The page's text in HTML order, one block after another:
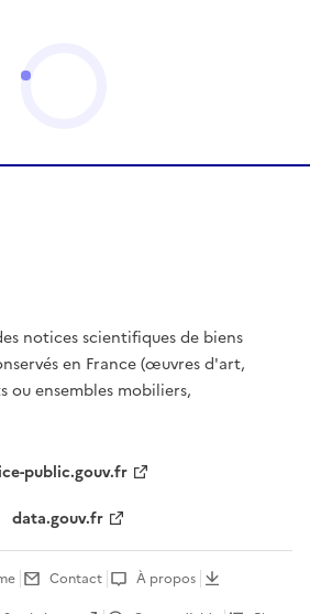
notices scientifiques de biens
en France (œuvres d'art,
ou ensembles mobiliers,
public.gouv.fr
data.gouv.fr
Contact
À propos